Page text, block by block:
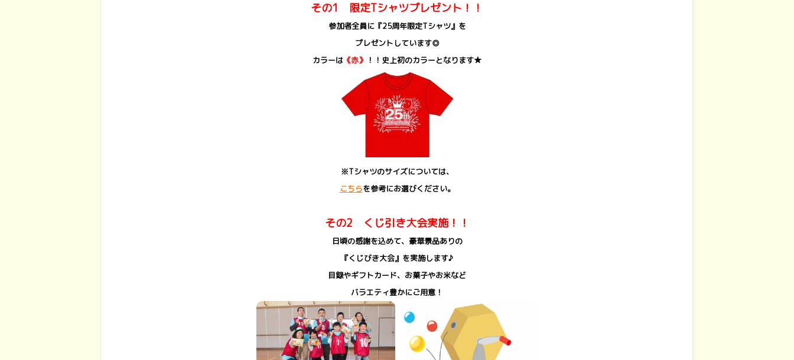
その1 限定Tシャツプレゼント！！
参加者全員に『25周年限定Tシャツ』を
プレゼントしています◎
カラーは 《赤》 ！！史上初のカラーとなります★
※Tシャツのサイズについては、
こちらを参考にお選びください。
その2 くじ引き大会実施！！
日頃の感謝を込めて、豪華景品ありの
『くじびき大会』を実施します♪
目録やギフトカード、お菓子やお米など
バラエティ豊かにご用意！